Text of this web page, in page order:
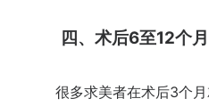
四、术后6至12个
很多求美者在术后3个月